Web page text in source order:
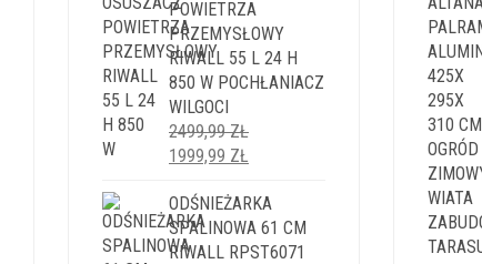
POWIETRZA
PRZEMYSŁOWY
RIWALL 55 L 24 H
850 W POCHŁANIACZ
WILGOCI
2499,99ZŁ
PIERWOTNA
WYNOSIŁA:
2499,99 ZŁ.
1999,99 ZŁ
WYNOSI:
1999,99 ZŁ.
ODŚNIEŻARKA
SPALINOWA 61 CM
RIWALL RPST6071